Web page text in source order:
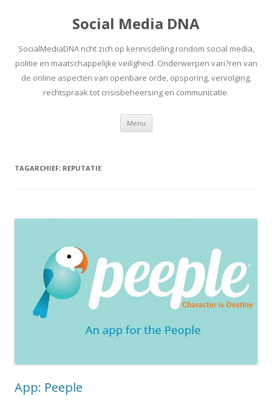
Social Media DNA
SocialMediaDNA richt zich op kennisdeling rondom social media,
politie en maatschappelijke veiligheid. Onderwerpen vari?ren van
de online aspecten van openbare orde, opsporing, vervolging,
rechtspraak tot crisisbeheersing en communicatie.
Menu Spring
inhoud
TAGARCHIEF: REPUTATIE
App: Peeple